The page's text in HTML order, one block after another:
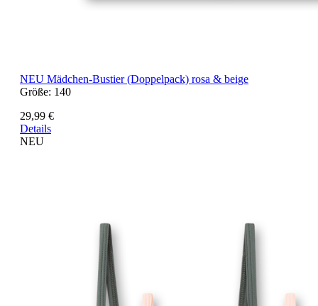
NEU Mädchen-Bustier (Doppelpack) rosa & beige
Größe: 140
29,99 €
Details
NEU